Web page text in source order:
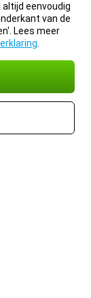
eenvoudig
van de
Lees meer